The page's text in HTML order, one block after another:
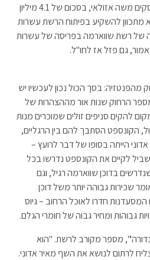
"בנדורה" לעורך הדין ואיש העסקים משה אזולאי, בסכום של 4.1 מיליון
מתכוון להשקיע בפיתוח הרשת עשרות
של רשת שווארמה בפריסה של עשרות
גם פזל אז לחו"ל.
בסך הכול נכון לעכשיו יש
הרחוק שנות אור מההצהרות של
להקים סניפים זולים שמוכרים מנות
הקונספט הסתבך להם בין הרגליים,
הייתה בסופו של דבר לרועץ –
לקיים את הקונספט נדרשו בכל
בדוכן שווארמה רגיל, וגם
שכירות גבוהה יותר משל דוכן
חדרו לאוכל הרחוב – גיוס
גבוהות ומחיר גבוה של חומרי הגלם.
מספר מקורב לרשת. "הוא
לרתום לנושא את השף מאיר אדוני.